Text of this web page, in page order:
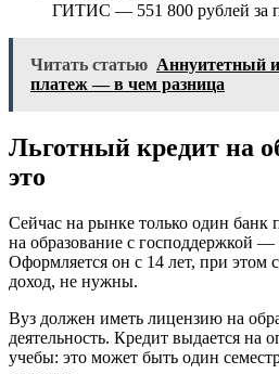
ГИТИС — 551 800 рублей за
Читать статью Аннуитетный
платеж — в чем разница
Льготный кредит на
это
Сейчас на рынке только один банк
на образование с господдержкой —
Оформляется он с 14 лет, при
доход, не нужны.
Вуз должен иметь лицензию на
деятельность. Кредит выдается на
учебы: это может быть один